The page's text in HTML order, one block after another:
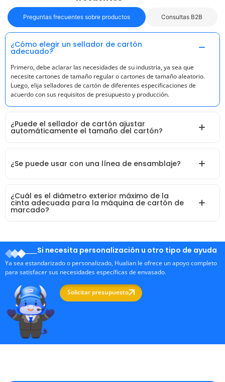
Preguntas frecuentes sobre productos Consultas B2B
¿Cómo elegir un sellador de cartón
adecuado?
Primero, debe aclarar las necesidades de su industria, ya sea que
necesite cartones de tamaño regular o cartones de tamaño aleatorio.
Luego, elija selladores de cartón de diferentes especificaciones de
acuerdo con sus requisitos de presupuesto y producción.
¿Puede el sellador de cartón ajustar
automáticamente el tamaño del cartón?
¿Se puede usar con una línea de ensamblaje?
¿Cuál es el diámetro exterior máximo de la
cinta adecuada para la máquina de cartón de
marcado?
Si necesita personalización u otro tipo de ayuda
Ya sea estandarizado o personalizado, Hualian le ofrece un apoyo completo
para satisfacer sus necesidades específicas de envasado.
Solicitar presupuesto